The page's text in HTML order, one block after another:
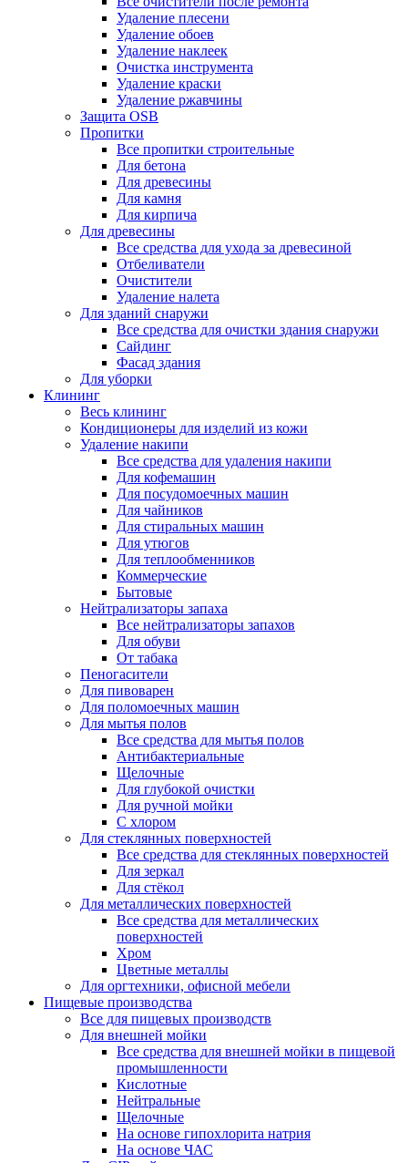
Удаление плесени
Удаление обоев
Удаление наклеек
Очистка инструмента
Удаление краски
Удаление ржавчины
Защита OSB
Пропитки
Все пропитки строительные
Для бетона
Для древесины
Для камня
Для кирпича
Для древесины
Все средства для ухода за древесиной
Отбеливатели
Очистители
Удаление налета
Для зданий снаружи
Все средства для очистки здания снаружи
Сайдинг
Фасад здания
Для уборки
Клининг
Весь клининг
Кондиционеры для изделий из кожи
Удаление накипи
Все средства для удаления накипи
Для кофемашин
Для посудомоечных машин
Для чайников
Для стиральных машин
Для утюгов
Для теплообменников
Коммерческие
Бытовые
Нейтрализаторы запаха
Все нейтрализаторы запахов
Для обуви
От табака
Пеногасители
Для пивоварен
Для поломоечных машин
Для мытья полов
Все средства для мытья полов
Антибактериальные
Щелочные
Для глубокой очистки
Для ручной мойки
С хлором
Для стеклянных поверхностей
Все средства для стеклянных поверхностей
Для зеркал
Для стёкол
Для металлических поверхностей
Все средства для металлических
поверхностей
Хром
Цветные металлы
Для оргтехники, офисной мебели
Пищевые производства
Все для пищевых производств
Для внешней мойки
Все средства для внешней мойки в пищевой
промышленности
Кислотные
Нейтральные
Щелочные
На основе гипохлорита натрия
На основе ЧАС